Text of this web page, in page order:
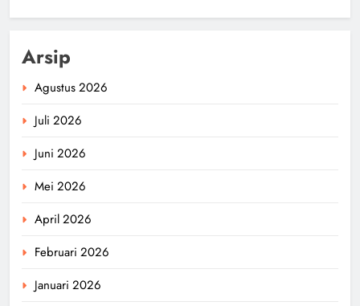
Arsip
Agustus 2026
Juli 2026
Juni 2026
Mei 2026
April 2026
Februari 2026
Januari 2026